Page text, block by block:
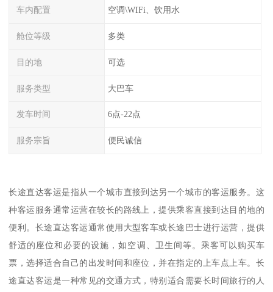
车内配置 空调\WIFi、饮用水
舱位等级 多类
目的地 可选
服务类型 大巴车
发车时间 6点-22点
服务宗旨 便民诚信
长途直达客运是指从一个城市直接到达另一个城市的客运服务。这
种客运服务通常运营在较长的路线上，提供乘客直接到达目的地的
便利。长途直达客运通常使用大型客车或长途巴士进行运营，提供
舒适的座位和必要的设施，如空调、卫生间等。乘客可以购买车
票，选择适合自己的出发时间和座位，并在指定的上车点上车。长
途直达客运是一种常见的交通方式，特别适合需要长时间旅行的人